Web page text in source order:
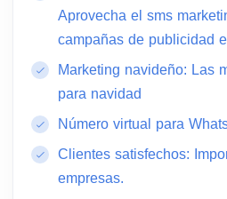
Aprovecha el sms
campañas de publicidad
Marketing navideño: Las
para navidad
Número virtual para
Clientes satisfechos:
empresas.